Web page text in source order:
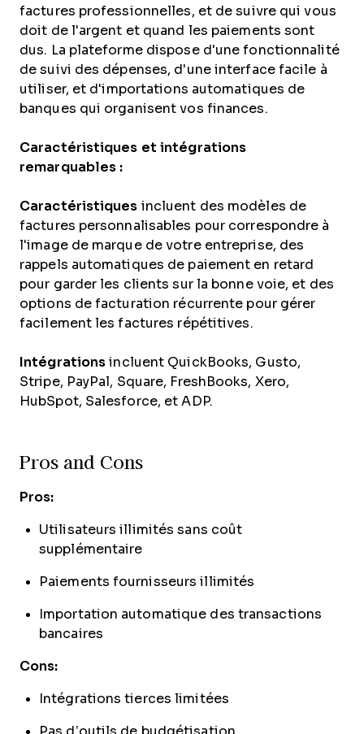
factures professionnelles, et de suivre qui vous
doit de l'argent et quand les paiements sont
dus. La plateforme dispose d'une fonctionnalité
de suivi des dépenses, d'une interface facile à
utiliser, et d'importations automatiques de
banques qui organisent vos finances.
Caractéristiques et intégrations
remarquables :
Caractéristiques incluent des modèles de
factures personnalisables pour correspondre à
l'image de marque de votre entreprise, des
rappels automatiques de paiement en retard
pour garder les clients sur la bonne voie, et des
options de facturation récurrente pour gérer
facilement les factures répétitives.
Intégrationsincluent QuickBooks, Gusto,
Stripe, PayPal, Square, FreshBooks, Xero,
HubSpot, Salesforce, et ADP.
Pros and Cons
Pros:
Utilisateurs illimités sans coût
supplémentaire
Paiements fournisseurs illimités
Importation automatique des transactions
bancaires
Cons:
Intégrations tierces limitées
Pas d’outils de budgétisation